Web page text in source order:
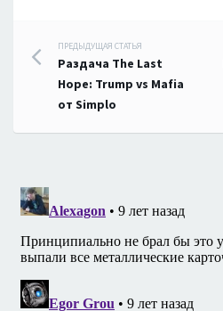
Навигация
по
записям
ПРЕДЫДУЩАЯ СТАТЬЯ
Раздача The Last
Hope: Trump vs Mafia
от Simplo